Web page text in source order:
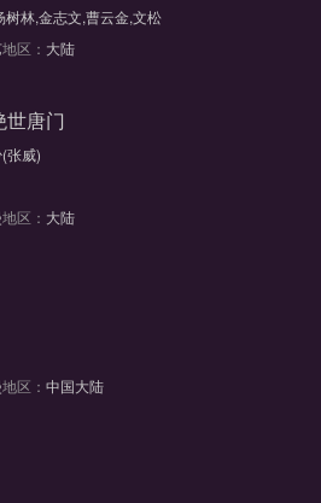
树林,金志文,曹云金,文松
地区： 大陆
世唐门
张威)
地区： 大陆
地区： 中国大陆